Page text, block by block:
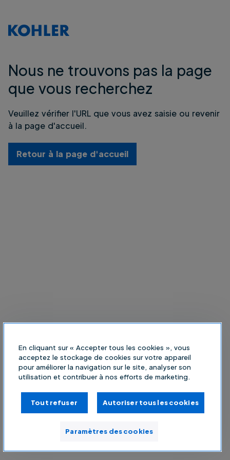
Nous ne trouvons pas la page
que vous recherchez
Veuillez vérifier l'URL que vous avez saisie ou revenir
à la page d'accueil.
Retour à la page d'accueil
En cliquant sur « Accepter tous les cookies », vous
acceptez le stockage de cookies sur votre appareil
pour améliorer la navigation sur le site, analyser son
utilisation et contribuer à nos efforts de marketing.
Tout refuser Autoriser tous les cookies
Paramètres des cookies